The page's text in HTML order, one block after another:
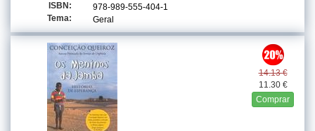
ISBN:
978-989-555-404-1
Tema:
Geral
14.13 €
11.30 €
Comprar